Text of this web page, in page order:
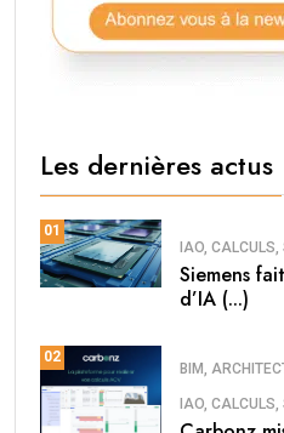
Les dernières actus
01
IAO, CALCULS,
Siemens
d’IA (...)
02
BIM,
IAO, CALCULS,